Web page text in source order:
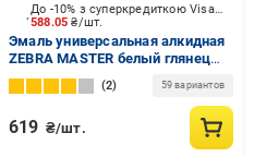
588.05₴/шт.
До -10% з суперкредиткою Visa Вигода
Эмаль универсальная алкидная
ZEBRA MASTER белый глянец
2,6 кг
2 59 вариантов
619 ₴/шт.